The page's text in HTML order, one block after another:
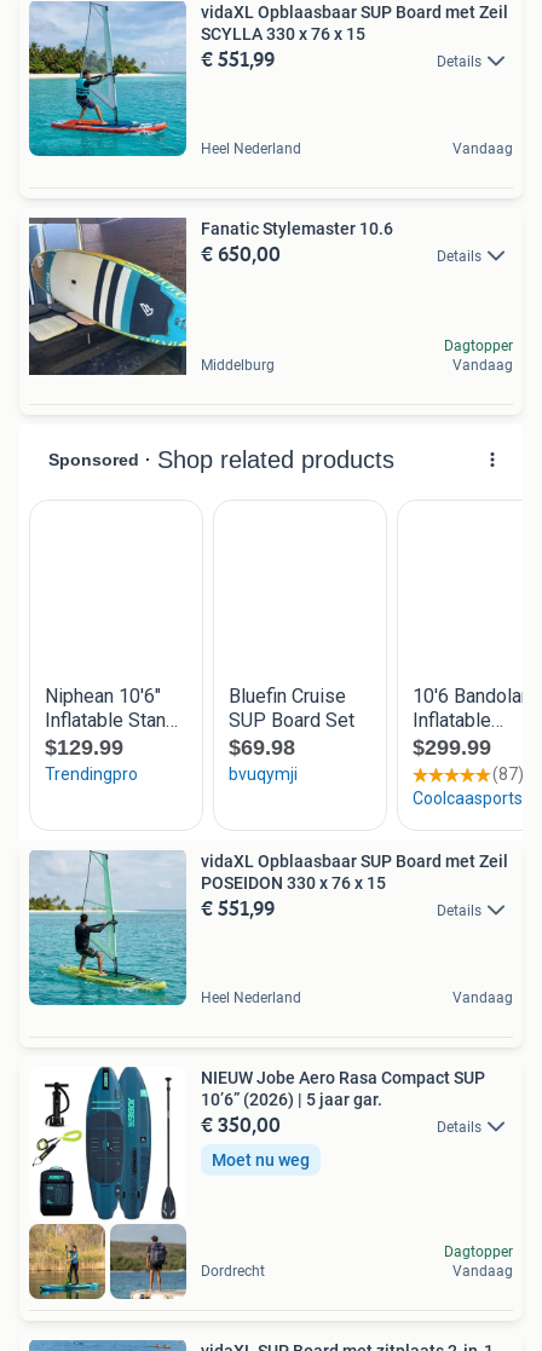
vidaXL Opblaasbaar SUP Board met Zeil
SCYLLA 330 x 76 x 15
€ 551,99 Details
Heel Nederland Vandaag
Fanatic Stylemaster 10.6
€ 650,00 Details
Middelburg
Dagtopper
Vandaag
vidaXL Opblaasbaar SUP Board met Zeil
POSEIDON 330 x 76 x 15
€ 551,99 Details
Heel Nederland Vandaag
NIEUW Jobe Aero Rasa Compact SUP
10’6” (2026) | 5 jaar gar.
€ 350,00 Details
Moet nu weg
Dordrecht
Dagtopper
Vandaag